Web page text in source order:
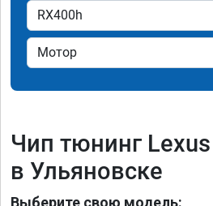
Чип тюнинг Lexus
в Ульяновске
Выберите свою модель: